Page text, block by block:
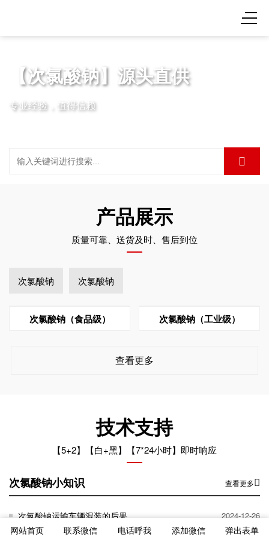
【次氯酸钠】源头直供
专业经验，值得信赖
产品展示
质量可靠、送货及时、售后到位
次氯酸钠 次氯酸钠
次氯酸钠（食品级） 次氯酸钠（工业级）
查看更多
技术支持
【5+2】【白+黑】【7*24小时】即时响应
次氯酸钠小知识 查看更多
次氯酸钠运输车辆混装的后果 2024-12-26
网站首页 联系微信 电话呼我 添加微信 弹出表单